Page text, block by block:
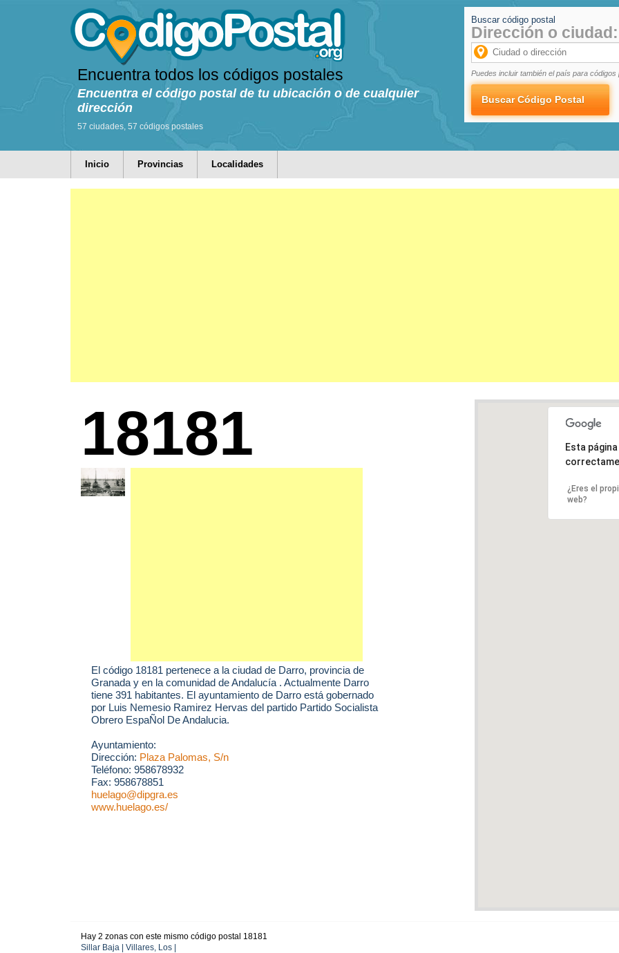
Encuentra todos los códigos postales
Encuentra el código postal de tu ubicación o de cualquier
dirección
57 ciudades, 57 códigos postales
Buscar código postal
Dirección o ciudad:
Puedes incluir también el país para códigos
Inicio Provincias Localidades
18181
El código 18181 pertenece a la ciudad de Darro, provincia de
Granada y en la comunidad de Andalucía . Actualmente Darro
tiene 391 habitantes. El ayuntamiento de Darro está gobernado
por Luis Nemesio Ramirez Hervas del partido Partido Socialista
Obrero EspaÑol De Andalucia.
Ayuntamiento:
Dirección: Plaza Palomas, S/n
Teléfono: 958678932
Fax: 958678851
huelago@dipgra.es
www.huelago.es/
Esta
¿Eres el
web?
Hay 2 zonas con este mismo código postal 18181
Sillar Baja | Villares, Los |